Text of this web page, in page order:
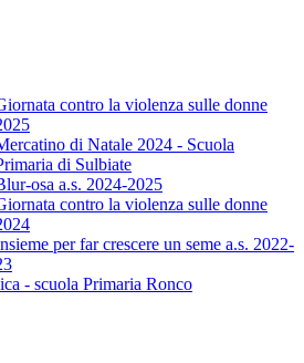
contro la violenza sulle donne
di Natale 2024 - Scuola
di Sulbiate
osa a.s. 2024-2025
contro la violenza sulle donne
per far crescere un seme a.s. 2022-
- scuola Primaria Ronco